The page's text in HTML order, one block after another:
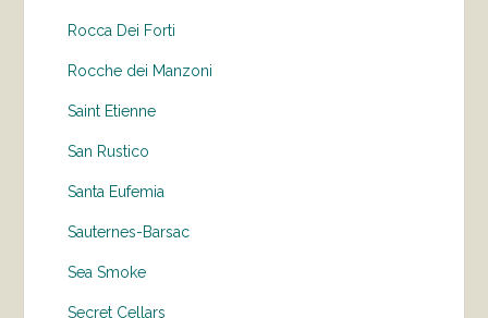
Rocca Dei Forti
Rocche dei Manzoni
Saint Etienne
San Rustico
Santa Eufemia
Sauternes-Barsac
Sea Smoke
Secret Cellars